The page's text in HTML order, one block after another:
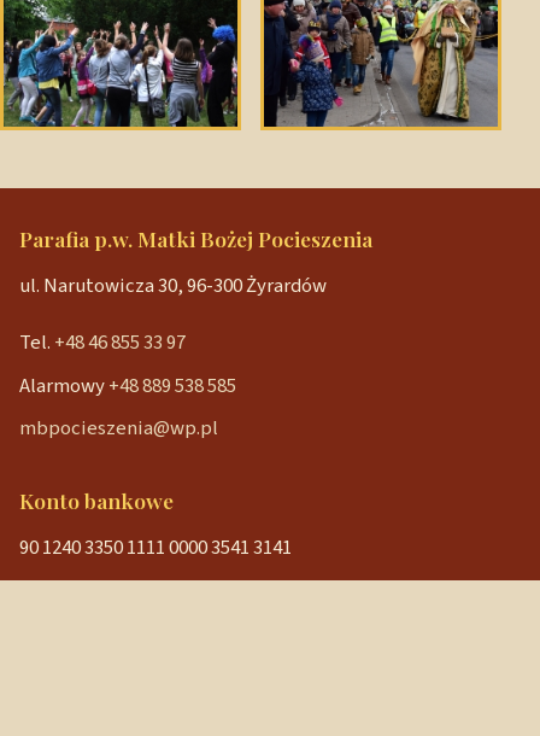
Parafia p.w. Matki Bożej Pocieszenia
ul. Narutowicza 30, 96-300 Żyrardów
Tel. +48 46 855 33 97
Alarmowy+48 889 538 585
mbpocieszenia@wp.pl
Konto bankowe
90 1240 3350 1111 0000 3541 3141